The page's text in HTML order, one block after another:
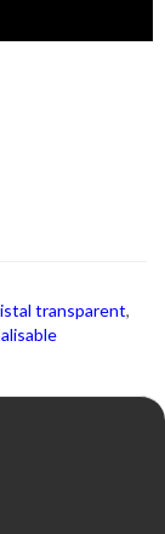
transparent,